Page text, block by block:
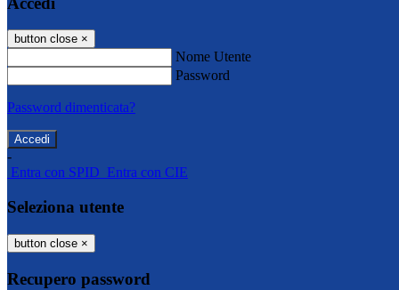
button close ×
Nome Utente
Password
Password dimenticata?
-
Entra con SPID Entra con CIE
Seleziona utente
button close ×
Recupero password